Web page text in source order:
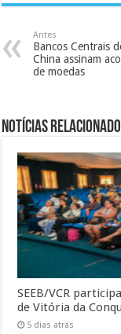
Antes
Bancos Centrais
China assinam
de moedas
Notícias
SEEB/VCR
de Vitória da
5 dias atrás